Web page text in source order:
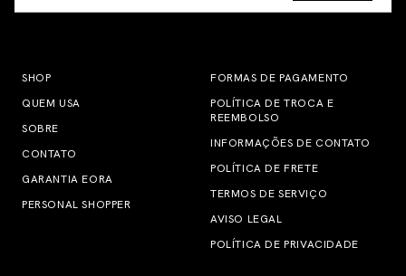
SHOP
QUEM USA
SOBRE
CONTATO
GARANTIA EORA
PERSONAL SHOPPER
FORMAS DE PAGAMENTO
POLÍTICA DE TROCA E
REEMBOLSO
INFORMAÇÕES DE CONTATO
POLÍTICA DE FRETE
TERMOS DE SERVIÇO
AVISO LEGAL
POLÍTICA DE PRIVACIDADE